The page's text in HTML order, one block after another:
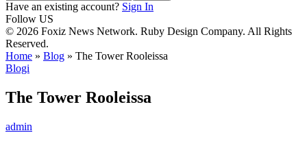
Have an existing account? Sign In
Follow US
© 2026 Foxiz News Network. Ruby Design Company. All Rights
Reserved.
Home » Blog » The Tower Rooleissa
Blogi
The Tower Rooleissa
admin